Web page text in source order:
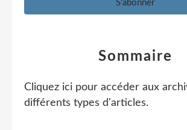
Sommaire
Cliquez ici pour accéder aux
différents types d'articles.